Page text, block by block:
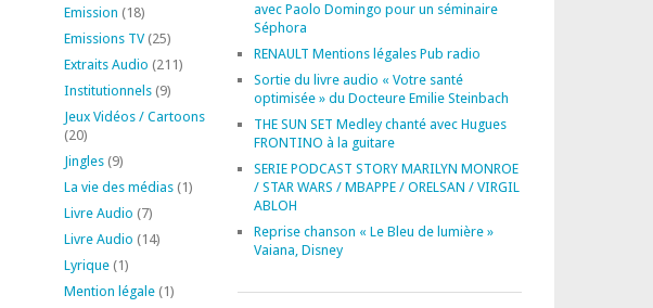
Emission (18)
Emissions TV(25)
Extraits Audio (211)
Institutionnels(9)
Jeux Vidéos / Cartoons
(20)
Jingles(9)
La vie des médias(1)
Livre Audio (7)
Livre Audio (14)
Lyrique(1)
Mention légale(1)
avec Paolo Domingo pour un séminaire
Séphora
RENAULT Mentions légales Pub radio
Sortie du livre audio « Votre santé
optimisée » du Docteure Emilie Steinbach
THE SUN SET Medley chanté avec Hugues
FRONTINO à la guitare
SERIE PODCAST STORY MARILYN MONROE
/ STAR WARS / MBAPPE / ORELSAN / VIRGIL
ABLOH
Reprise chanson « Le Bleu de lumière »
Vaiana, Disney